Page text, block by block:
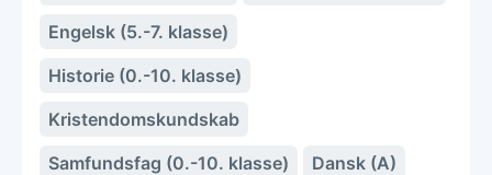
Engelsk (5.-7. klasse)
Historie (0.-10. klasse)
Kristendomskundskab
Samfundsfag (0.-10. klasse)
Dansk (A)